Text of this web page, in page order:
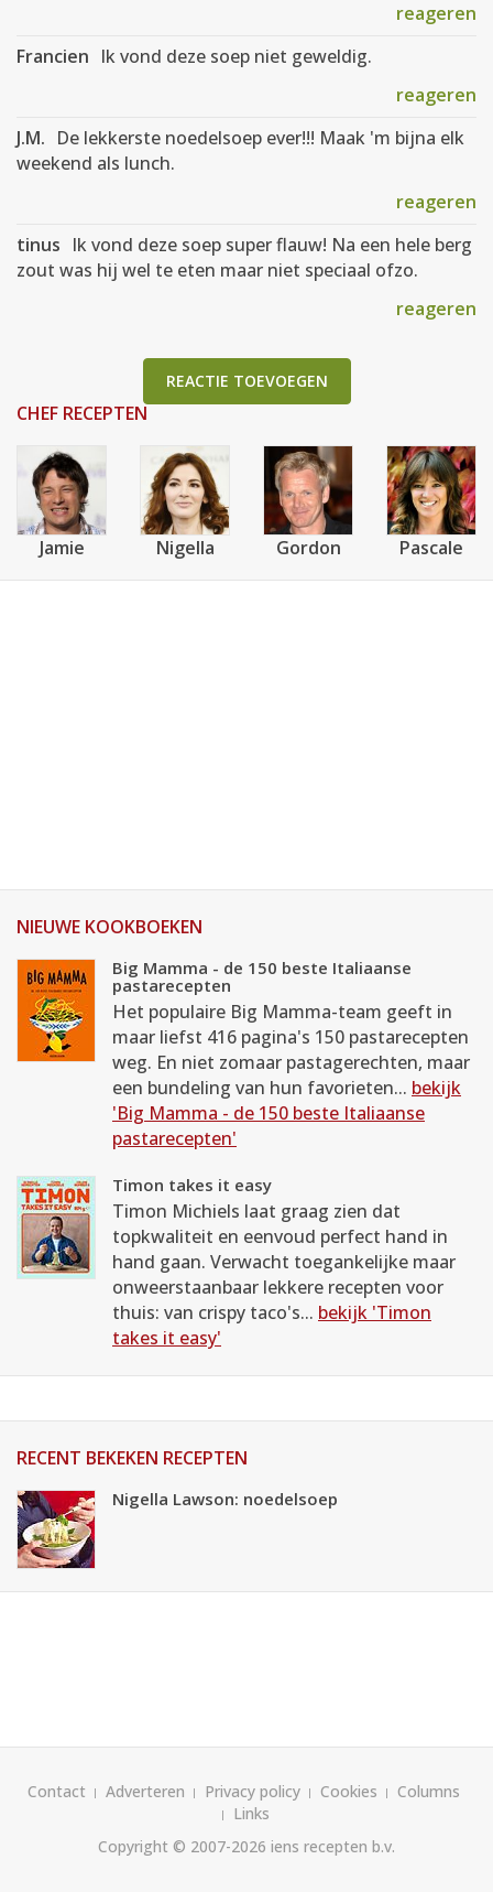
reageren
Francien Ik vond deze soep niet geweldig.
reageren
J.M. De lekkerste noedelsoep ever!!! Maak 'm bijna elk
weekend als lunch.
reageren
tinus Ik vond deze soep super flauw! Na een hele berg
zout was hij wel te eten maar niet speciaal ofzo.
reageren
REACTIE TOEVOEGEN
CHEF RECEPTEN
Jamie Nigella Gordon Pascale
NIEUWE KOOKBOEKEN
Big Mamma - de 150 beste Italiaanse
pastarecepten
Het populaire Big Mamma-team geeft in
maar liefst 416 pagina's 150 pastarecepten
weg. En niet zomaar pastagerechten, maar
een bundeling van hun favorieten... bekijk
'Big Mamma - de 150 beste Italiaanse
pastarecepten'
Timon takes it easy
Timon Michiels laat graag zien dat
topkwaliteit en eenvoud perfect hand in
hand gaan. Verwacht toegankelijke maar
onweerstaanbaar lekkere recepten voor
thuis: van crispy taco's... bekijk 'Timon
takes it easy'
RECENT BEKEKEN RECEPTEN
Nigella Lawson: noedelsoep
Contact Adverteren Privacy policy Cookies
Columns
Links
Copyright © 2007-2026 iens recepten b.v.